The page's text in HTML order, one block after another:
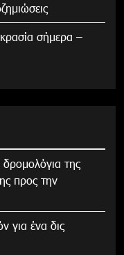
σήμερα –
δρομολόγια της
προς την
για ένα δις